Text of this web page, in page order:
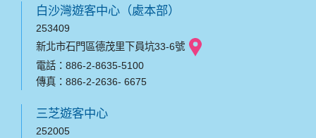
白沙灣遊客中心（處本部）
253409
新北市石門區德茂里下員坑33-6號
電話：886-2-8635-5100
傳真：886-2-2636- 6675
三芝遊客中心
252005